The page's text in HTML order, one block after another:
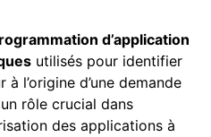
d’application
utilisés pour identifier
à l’origine d’une demande
un rôle crucial dans
des applications à